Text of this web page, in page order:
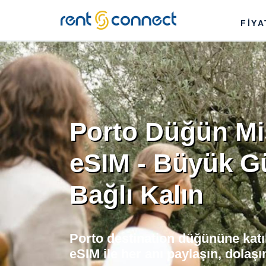
RENT'N
CONNECT
Porto Düğün
eSIM - Büyük
Bağlı Kalın
Porto destination düğününe
eSIM ile her anı paylaşın,